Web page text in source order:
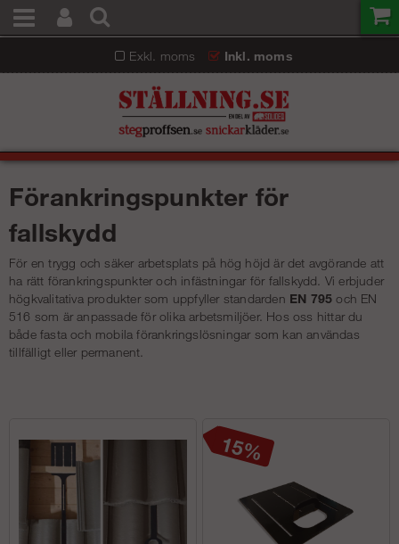
Exkl. moms Inkl. moms
Förankringspunkter för
fallskydd
För en trygg och säker arbetsplats på hög höjd är det avgörande att
ha rätt förankringspunkter och infästningar för fallskydd. Vi erbjuder
högkvalitativa produkter som uppfyller standarden EN 795 och EN
516 som är anpassade för olika arbetsmiljöer. Hos oss hittar du
både fasta och mobila förankringslösningar som kan användas
tillfälligt eller permanent.